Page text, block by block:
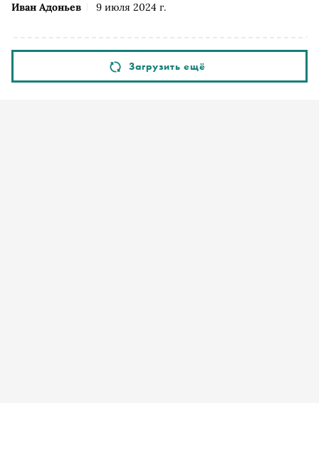
Иван Адоньев 9 июля 2024 г.
Загрузить ещё